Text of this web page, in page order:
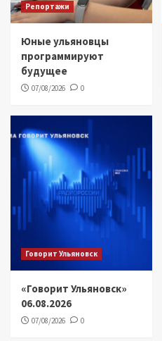
Репортажи
Юные ульяновцы
программируют
будущее
07/08/2026 0
Говорит Ульяновск
«Говорит Ульяновск»
06.08.2026
07/08/2026 0